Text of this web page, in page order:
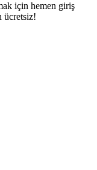
için hemen giriş
ücretsiz!